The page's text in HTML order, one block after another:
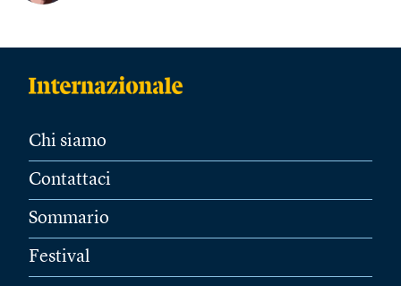
Chi siamo
Contattaci
Sommario
Festival